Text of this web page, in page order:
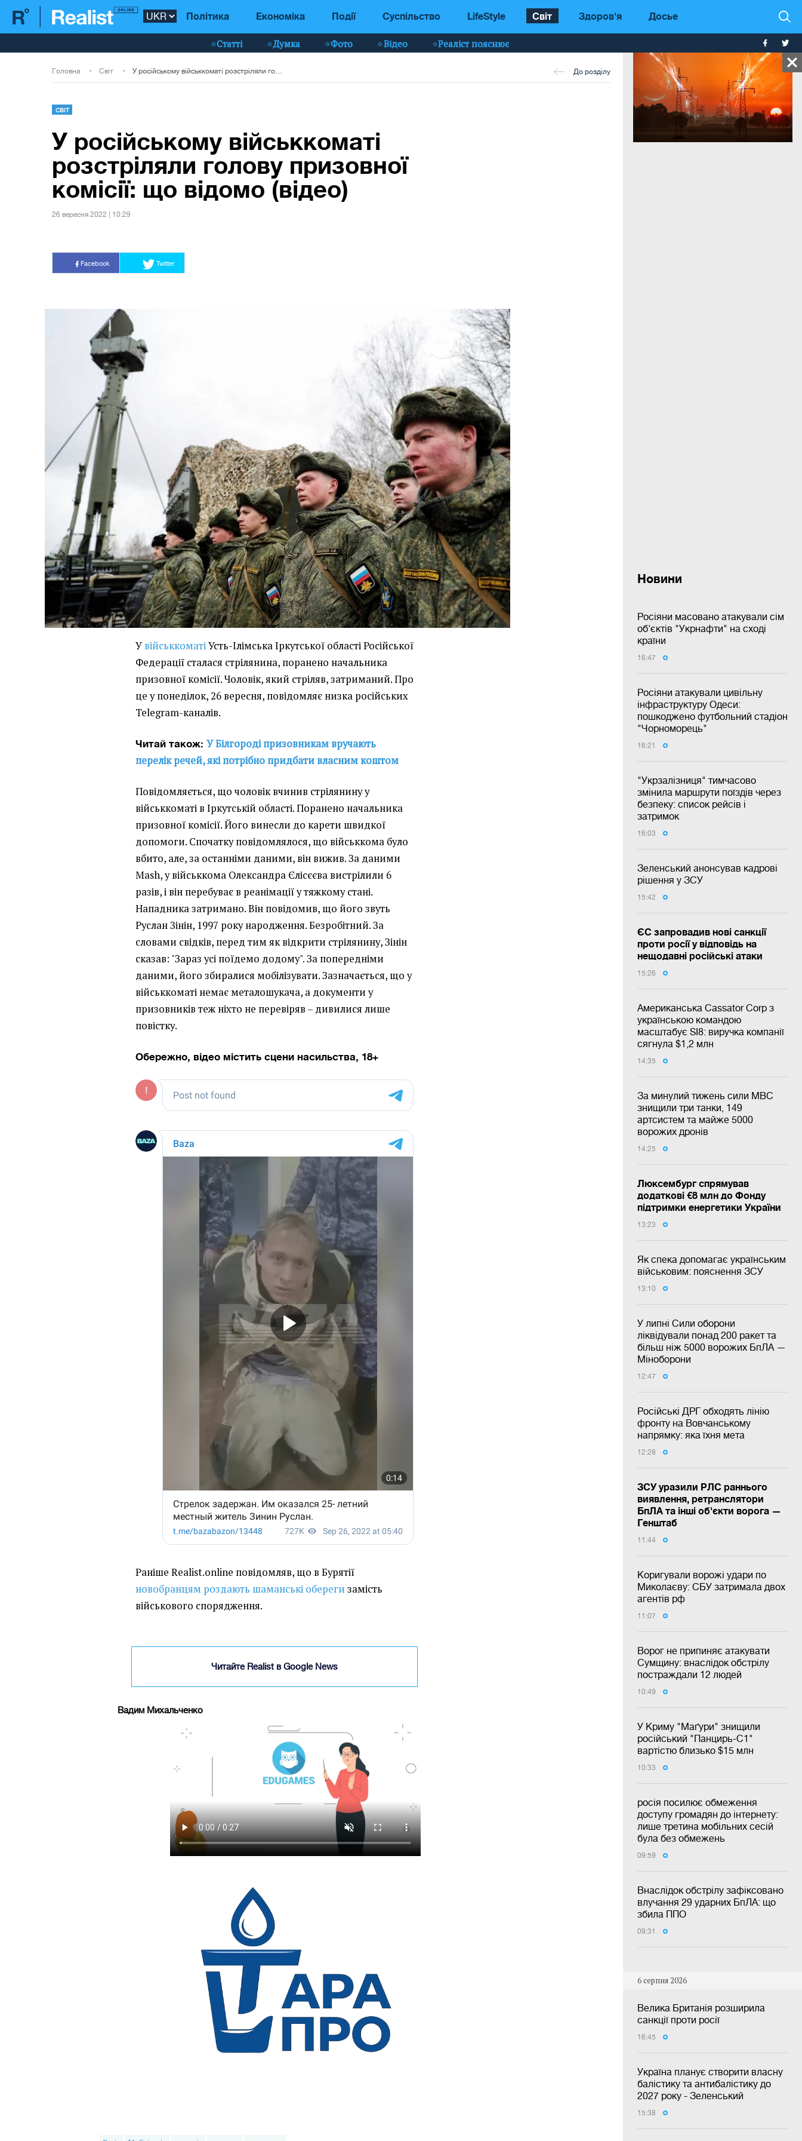
Політика Економіка Події Суспільство LifeStyle Світ Здоров'я Досье
Статті Думка Фото Відео Реаліст пояснює
Новини
Росіяни масовано атакували сім
об'єктів "Укрнафти" на сході
країни
16:47
Росіяни атакували цивільну
інфраструктуру Одеси:
пошкоджено футбольний стадіон
"Чорноморець"
16:21
"Укрзалізниця" тимчасово
змінила маршрути поїздів через
безпеку: список рейсів і
затримок
16:03
Зеленський анонсував кадрові
рішення у ЗСУ
15:42
ЄС запровадив нові санкції
проти росії у відповідь на
нещодавні російські атаки
15:26
Американська Cassator Corp з
українською командою
масштабує SI8: виручка компанії
сягнула $1,2 млн
14:35
За минулий тижень сили МВС
знищили три танки, 149
артсистем та майже 5000
ворожих дронів
14:25
Люксембург спрямував
додаткові €8 млн до Фонду
підтримки енергетики України
13:23
Як спека допомагає українським
військовим: пояснення ЗСУ
13:10
У липні Сили оборони
ліквідували понад 200 ракет та
більш ніж 5000 ворожих БпЛА —
Міноборони
12:47
Російські ДРГ обходять лінію
фронту на Вовчанському
напрямку: яка їхня мета
12:28
ЗСУ уразили РЛС раннього
виявлення, ретранслятори
БпЛА та інші об'єкти ворога —
Генштаб
11:44
Коригували ворожі удари по
Миколаєву: СБУ затримала двох
агентів рф
11:07
Ворог не припиняє атакувати
Сумщину: внаслідок обстрілу
постраждали 12 людей
10:49
У Криму "Маґури" знищили
російський "Панцирь-С1"
вартістю близько $15 млн
10:33
росія посилює обмеження
доступу громадян до інтернету:
лише третина мобільних сесій
була без обмежень
09:59
Внаслідок обстрілу зафіксовано
влучання 29 ударних БпЛА: що
збила ППО
09:31
6 серпня 2026
Велика Британія розширила
санкції проти росії
16:45
Україна планує створити власну
балістику та антибалістику до
2027 року - Зеленський
15:38
Головна Світ До розділу
СВІТ
У російському військкоматі
розстріляли голову призовної
комісії: що відомо (відео)
26 вересня 2022 | 10:29
Facebook Twitter
У військкоматіУсть-Ілімська Іркутської області Російської
Федерації сталася стрілянина, поранено начальника
призовної комісії. Чоловік, який стріляв, затриманий. Про
це у понеділок, 26 вересня, повідомляє низка російських
Telegram-каналів.
Читай також:У Білгороді призовникам вручають
перелік речей, які потрібно придбати власним коштом
Повідомляється, що чоловік вчинив стрілянину у
військкоматі в Іркутській області. Поранено начальника
призовної комісії. Його винесли до карети швидкої
допомоги. Спочатку повідомлялося, що військкома було
вбито, але, за останніми даними, він вижив. За даними
Mash, у військкома Олександра Єлісєєва вистрілили 6
разів, і він перебуває в реанімації у тяжкому стані.
Нападника затримано. Він повідомив, що його звуть
Руслан Зінін, 1997 року народження. Безробітний. За
словами свідків, перед тим як відкрити стрілянину, Зінін
сказав: "Зараз усі поїдемо додому". За попередніми
даними, його збиралися мобілізувати. Зазначається, що у
військкоматі немає металошукача, а документи у
призовників теж ніхто не перевіряв – дивилися лише
повістку.
Обережно, відео містить сцени насильства, 18+
Раніше Realist.online повідомляв, що в Бурятії
новобранцям роздають шаманські обереги замість
військового спорядження.
Читайте Realist в Google News
Вадим Михальченко